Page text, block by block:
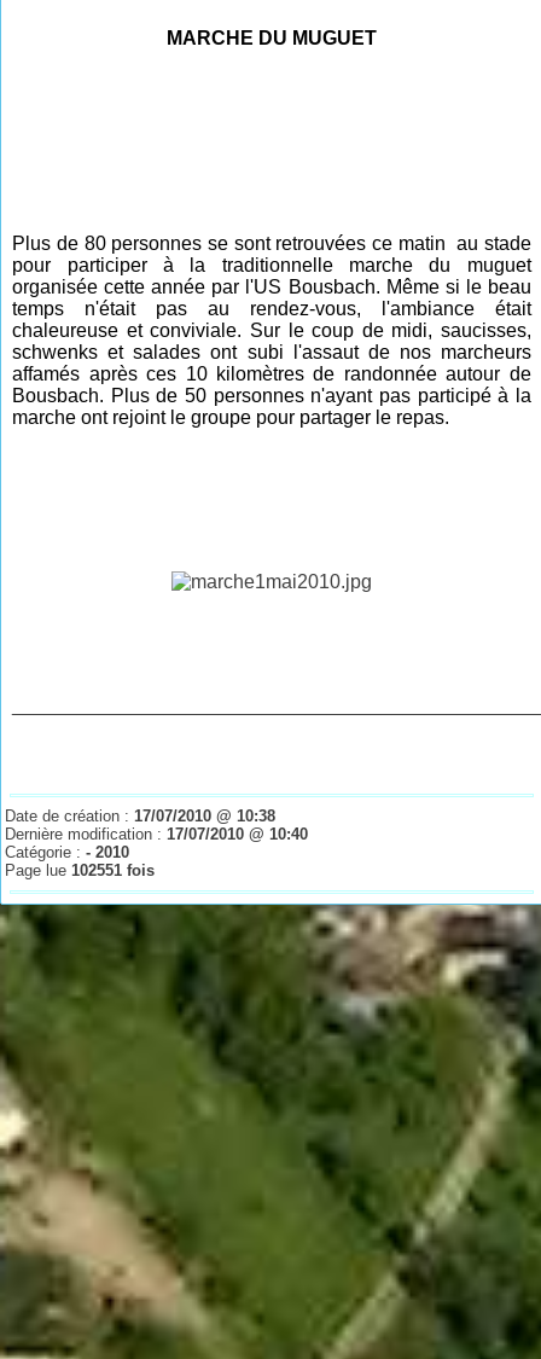
MARCHE DU MUGUET
Plus de 80 personnes se sont retrouvées ce matin au stade
pour participer à la traditionnelle marche du muguet
organisée cette année par l'US Bousbach. Même si le beau
temps n'était pas au rendez-vous, l'ambiance était
chaleureuse et conviviale. Sur le coup de midi, saucisses,
schwenks et salades ont subi l'assaut de nos marcheurs
affamés après ces 10 kilomètres de randonnée autour de
Bousbach. Plus de 50 personnes n'ayant pas participé à la
marche ont rejoint le groupe pour partager le repas.
Date de création : 17/07/2010 @ 10:38
Dernière modification : 17/07/2010 @ 10:40
Catégorie :- 2010
Page lue 102551 fois